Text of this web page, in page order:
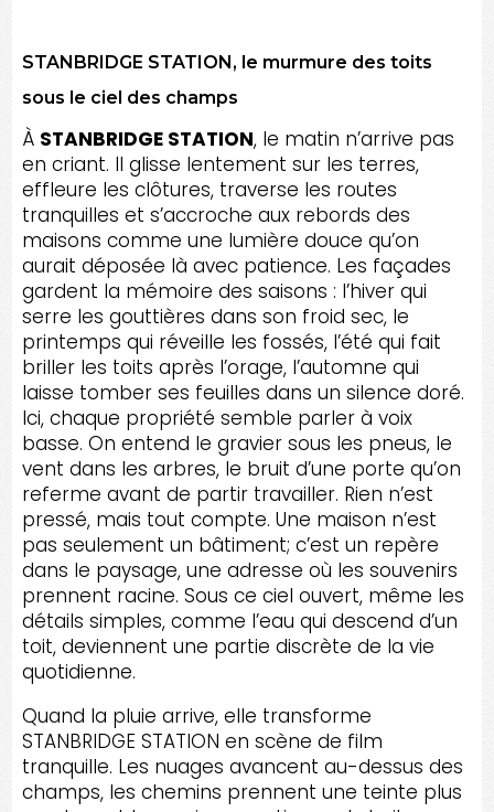
STANBRIDGE STATION, le murmure des toits
sous le ciel des champs
À STANBRIDGE STATION, le matin n’arrive pas
en criant. Il glisse lentement sur les terres,
effleure les clôtures, traverse les routes
tranquilles et s’accroche aux rebords des
maisons comme une lumière douce qu’on
aurait déposée là avec patience. Les façades
gardent la mémoire des saisons : l’hiver qui
serre les gouttières dans son froid sec, le
printemps qui réveille les fossés, l’été qui fait
briller les toits après l’orage, l’automne qui
laisse tomber ses feuilles dans un silence doré.
Ici, chaque propriété semble parler à voix
basse. On entend le gravier sous les pneus, le
vent dans les arbres, le bruit d’une porte qu’on
referme avant de partir travailler. Rien n’est
pressé, mais tout compte. Une maison n’est
pas seulement un bâtiment; c’est un repère
dans le paysage, une adresse où les souvenirs
prennent racine. Sous ce ciel ouvert, même les
détails simples, comme l’eau qui descend d’un
toit, deviennent une partie discrète de la vie
quotidienne.
Quand la pluie arrive, elle transforme
STANBRIDGE STATION en scène de film
tranquille. Les nuages avancent au-dessus des
champs, les chemins prennent une teinte plus